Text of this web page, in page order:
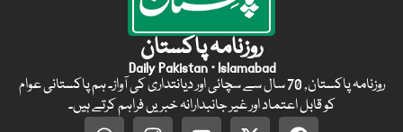
روزنامہ پاکستان
Daily Pakistan · Islamabad
روزنامہ پاکستان, 70 سال سے سچائی اور دیانتداری کی آواز۔ ہم پاکستانی عوام
کو قابل اعتماد اور غیر جانبدارانہ خبریں فراہم کرتے ہیں۔